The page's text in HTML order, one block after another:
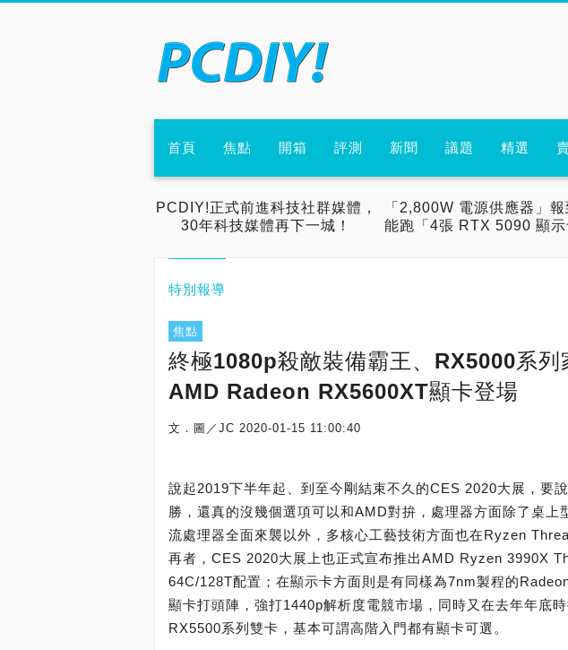
首頁 焦點 開箱 評測 新聞 議題 精選
PCDIY!正式前進科技社群媒體，
30年科技媒體再下一城！
「2,800W 電源供應器」報
能跑「4張 RTX 5090 顯示
特別報導
焦點
終極1080p殺敵裝備霸王、RX5000系列
AMD Radeon RX5600XT顯卡登場
文．圖／JC 2020-01-15 11:00:40
說起2019下半年起、到至今剛結束不久的CES 2020大展，要
勝，還真的沒幾個選項可以和AMD對拚，處理器方面除了桌
流處理器全面來襲以外，多核心工藝技術方面也在Ryzen
再者，CES 2020大展上也正式宣布推出AMD Ryzen 3990X
64C/128T配置；在顯示卡方面則是有同樣為7nm製程的
顯卡打頭陣，強打1440p解析度電競市場，同時又在去年年底
RX5500系列雙卡，基本可謂高階入門都有顯卡可選。